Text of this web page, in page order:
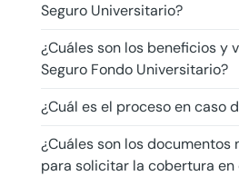
Seguro Universitario?
¿Cuáles son los beneficios y
Seguro Fondo Universitario?
¿Cuál es el proceso en caso
¿Cuáles son los documentos
para solicitar la cobertura en